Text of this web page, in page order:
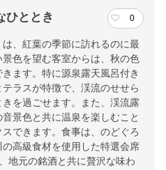
ひととき 0
、紅葉の季節に訪れるのに最
色を望む客室からは、秋の色
ます。特に源泉露天風呂付き
ラスが特徴で、渓流のせせら
を過ごせます。また、渓流露
景色と共に温泉を楽しむこと
できます。食事は、のどぐろ
高級食材を使用した特選会席
地元の銘酒と共に贅沢な味わ